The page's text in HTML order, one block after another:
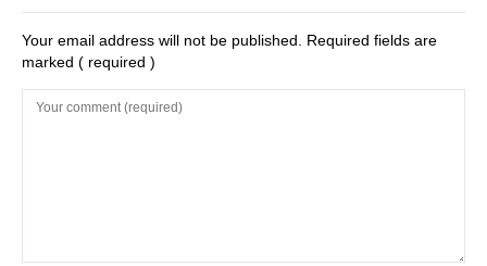
Your email address will not be published. Required fields are
marked ( required )